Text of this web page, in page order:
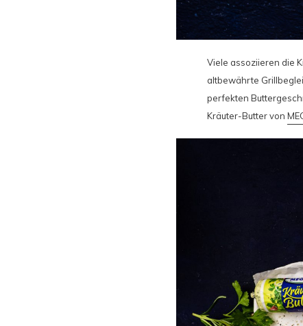
Viele assoziieren die
altbewährte
perfekten
Kräuter-Butter von